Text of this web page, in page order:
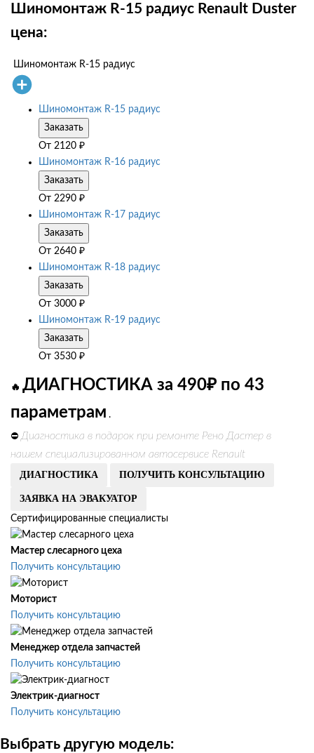
Шиномонтаж R-15 радиус Renault Duster
цена:
Шиномонтаж R-15 радиус
Шиномонтаж R-15 радиус
Заказать
От 2120 ₽
Шиномонтаж R-16 радиус
Заказать
От 2290 ₽
Шиномонтаж R-17 радиус
Заказать
От 2640 ₽
Шиномонтаж R-18 радиус
Заказать
От 3000 ₽
Шиномонтаж R-19 радиус
Заказать
От 3530 ₽
🔥 ДИАГНОСТИКА за 490₽ по 43
параметрам .
⛔ Диагностика в подарок при ремонте Рено Дастер в
нашем специализированном автосервисе Renault
ДИАГНОСТИКА ПОЛУЧИТЬ КОНСУЛЬТАЦИЮ
ЗАЯВКА НА ЭВАКУАТОР
Сертифицированные специалисты
Мастер слесарного цеха
Получить консультацию
Моторист
Получить консультацию
Менеджер отдела запчастей
Получить консультацию
Электрик-диагност
Получить консультацию
Выбрать другую модель: